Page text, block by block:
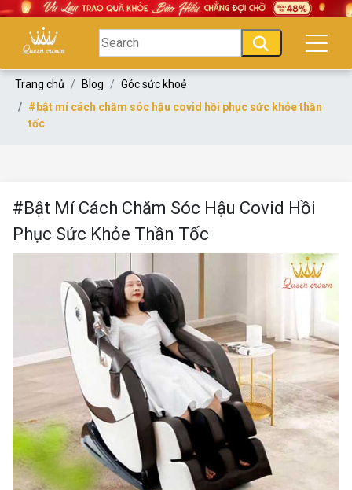
Trang chủ Blog
Góc sức khoẻ
#bật mí cách chăm sóc hậu covid hồi phục sức khỏe thần
tốc
#Bật Mí Cách Chăm Sóc Hậu Covid Hồi
Phục Sức Khỏe Thần Tốc